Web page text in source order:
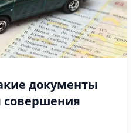
документы
совершения